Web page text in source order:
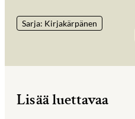
Sarja: Kirjakärpänen
Lisää luettavaa